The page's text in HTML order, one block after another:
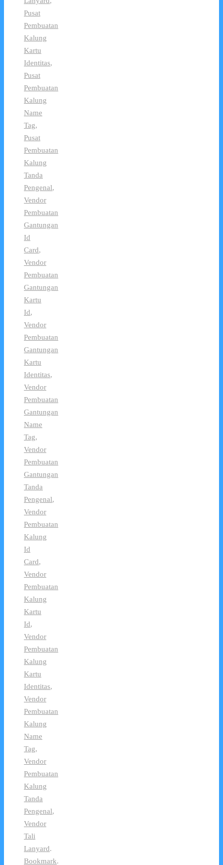
Pusat
Pembuatan
Kalung
Kartu
Identitas,
Pusat
Pembuatan
Kalung
Name
Tag,
Pusat
Pembuatan
Kalung
Tanda
Pengenal,
Vendor
Pembuatan
Gantungan
Id
Card,
Vendor
Pembuatan
Gantungan
Kartu
Id,
Vendor
Pembuatan
Gantungan
Kartu
Identitas,
Vendor
Pembuatan
Gantungan
Name
Tag,
Vendor
Pembuatan
Gantungan
Tanda
Pengenal,
Vendor
Pembuatan
Kalung
Id
Card,
Vendor
Pembuatan
Kalung
Kartu
Id,
Vendor
Pembuatan
Kalung
Kartu
Identitas,
Vendor
Pembuatan
Kalung
Name
Tag,
Vendor
Pembuatan
Kalung
Tanda
Pengenal,
Vendor
Tali
Lanyard.
Bookmark.